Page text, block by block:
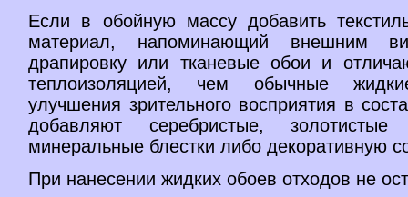
Если в обойную массу добавить
материал, напоминающий внешним
драпировку или тканевые обои и
теплоизоляцией, чем обычные
улучшения зрительного восприятия в
добавляют серебристые,
минеральные блестки либо декоративную
При нанесении жидких обоев отходов не